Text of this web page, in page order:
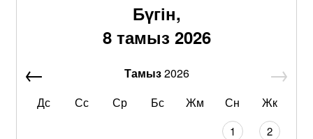
Бүгін,
8 тамыз 2026
Тамыз2026
Дс
Сс Ср Бс Жм Сн Жк
1
2